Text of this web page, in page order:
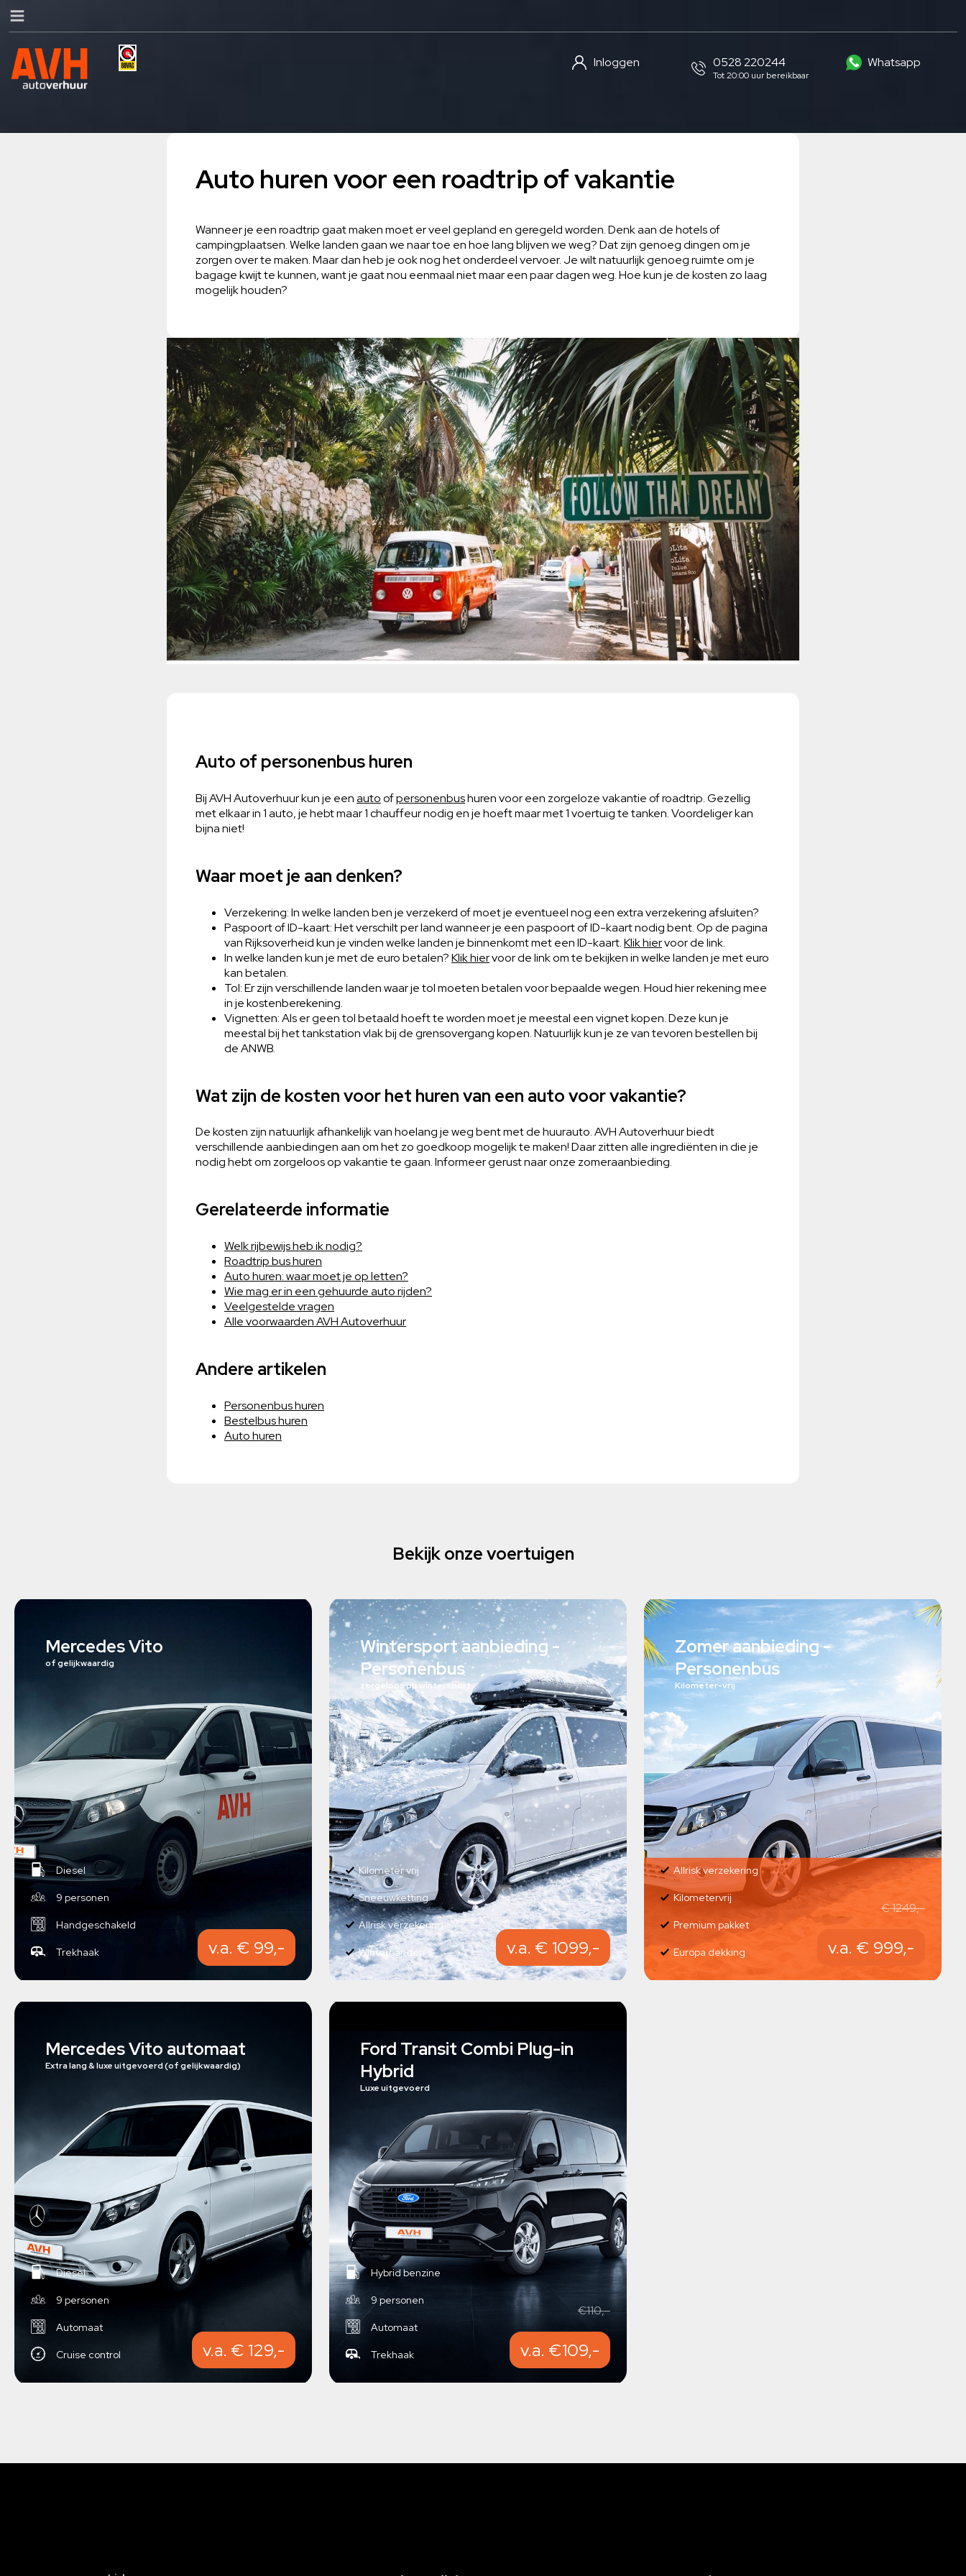
Whatsapp
0528 220244
Tot 20:00 uur bereikbaar
Inloggen
Auto huren voor een roadtrip of vakantie
Wanneer je een roadtrip gaat maken moet er veel gepland en geregeld worden. Denk aan de hotels of
campingplaatsen. Welke landen gaan we naar toe en hoe lang blijven we weg? Dat zijn genoeg dingen om je
zorgen over te maken. Maar dan heb je ook nog het onderdeel vervoer. Je wilt natuurlijk genoeg ruimte om je
bagage kwijt te kunnen, want je gaat nou eenmaal niet maar een paar dagen weg. Hoe kun je de kosten zo laag
mogelijk houden?
Auto of personenbus huren
Bij AVH Autoverhuur kun je eenautoofpersonenbushuren voor een zorgeloze vakantie of roadtrip. Gezellig
met elkaar in 1 auto, je hebt maar 1 chauffeur nodig en je hoeft maar met 1 voertuig te tanken. Voordeliger kan
bijna niet!
Waar moet je aan denken?
Verzekering: In welke landen ben je verzekerd of moet je eventueel nog een extra verzekering afsluiten?
Paspoort of ID-kaart: Het verschilt per land wanneer je een paspoort of ID-kaart nodig bent. Op de pagina
van Rijksoverheid kun je vinden welke landen je binnenkomt met een ID-kaart.Klik hiervoor de link.
In welke landen kun je met de euro betalen?Klik hiervoor de link om te bekijken in welke landen je met euro
kan betalen.
Tol: Er zijn verschillende landen waar je tol moeten betalen voor bepaalde wegen. Houd hier rekening mee
in je kostenberekening.
Vignetten: Als er geen tol betaald hoeft te worden moet je meestal een vignet kopen. Deze kun je
meestal bij het tankstation vlak bij de grensovergang kopen. Natuurlijk kun je ze van tevoren bestellen bij
de ANWB.
Wat zijn de kosten voor het huren van een auto voor vakantie?
De kosten zijn natuurlijk afhankelijk van hoelang je weg bent met de huurauto. AVH Autoverhuur biedt
verschillende aanbiedingen aan om het zo goedkoop mogelijk te maken! Daar zitten alle ingrediënten in die je
nodig hebt om zorgeloos op vakantie te gaan. Informeer gerust naar onze zomeraanbieding.
Gerelateerde informatie
Welk rijbewijs heb ik nodig?
Roadtrip bus huren
Auto huren: waar moet je op letten?
Wie mag er in een gehuurde auto rijden?
Veelgestelde vragen
Alle voorwaarden AVH Autoverhuur
Andere artikelen
Personenbus huren
Bestelbus huren
Auto huren
Bekijk onze voertuigen
Mercedes Vito
of gelijkwaardig
Diesel
9 personen
Handgeschakeld
Trekhaak v.a. € 99,-
Wintersport aanbieding -
Personenbus
zorgeloos op wintersport
Kilometer vrij
Sneeuwketting
Allrisk verzekering
Winterbanden v.a. € 1099,-
Zomer aanbieding -
Personenbus
Kilometer-vrij
Allrisk verzekering
Kilometervrij
Premium pakket
Europa dekking
€ 1249,-
v.a. € 999,-
Mercedes Vito automaat
Extra lang & luxe uitgevoerd (of gelijkwaardig)
Diesel
9 personen
Automaat
Cruise control v.a. € 129,-
Ford Transit Combi Plug-in
Hybrid
Luxe uitgevoerd
Hybrid benzine
9 personen
Automaat
Trekhaak
€110,-
v.a. €109,-